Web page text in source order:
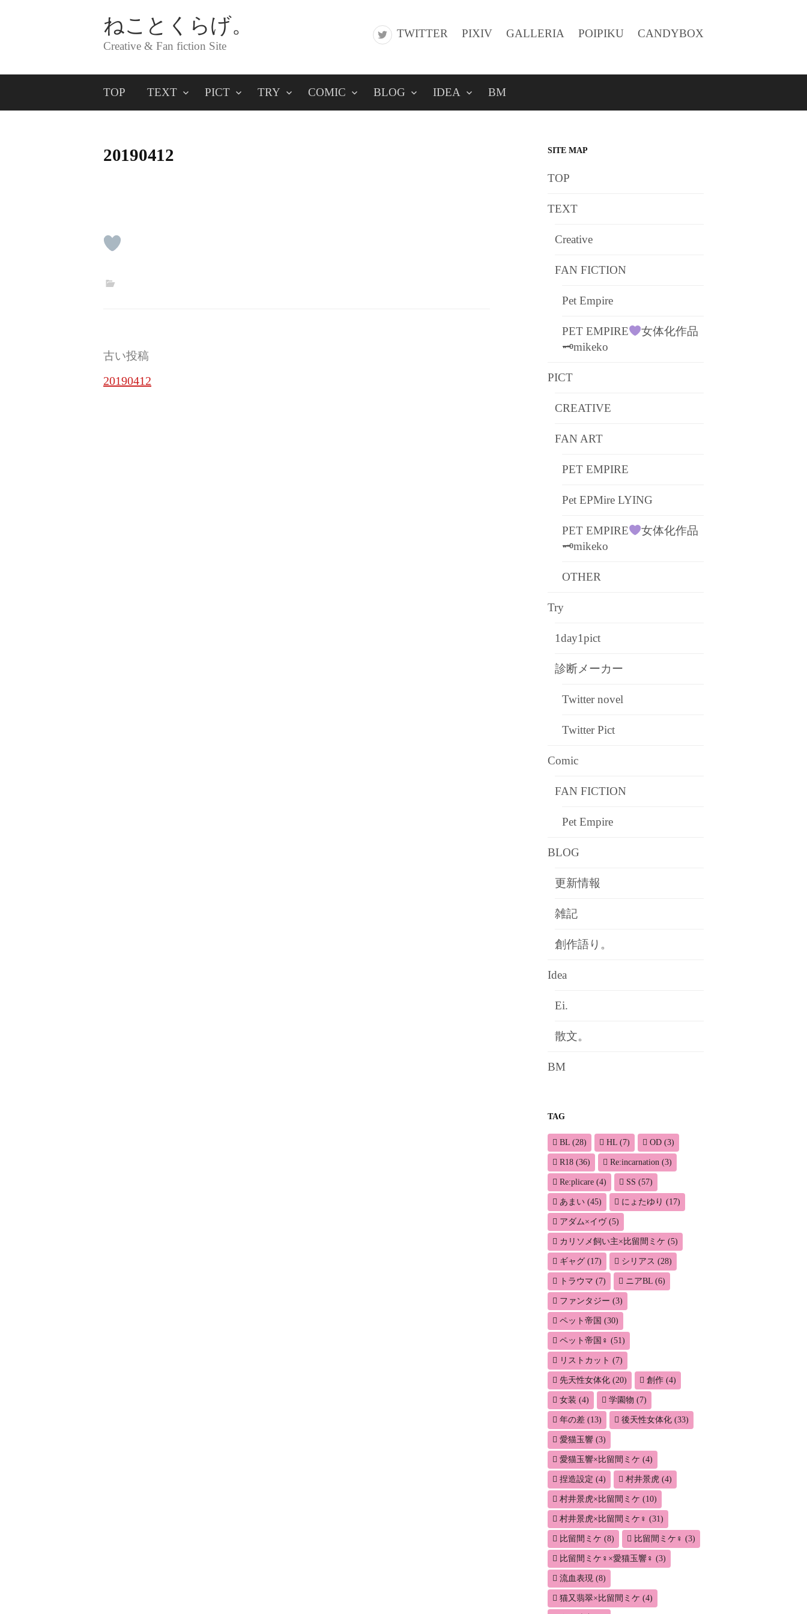
ン
ねことくらげ。
Creative & Fan fiction Site
TWITTER PIXIV GALLERIA POIPIKU CANDYBOX
TOP TEXT PICT TRY COMIC BLOG IDEA BM
20190412
投
稿
古い投稿
20190412
SITE MAP
TOP
TEXT
Creative
FAN FICTION
Pet Empire
PET EMPIRE
女体化作品
🗝mikeko
PICT
CREATIVE
FAN ART
PET EMPIRE
Pet EPMire LYING
PET EMPIRE
女体化作品
🗝mikeko
OTHER
Try
1day1pict
診断メーカー
Twitter novel
Twitter Pict
Comic
FAN FICTION
Pet Empire
BLOG
更新情報
雑記
創作語り。
Idea
Ei.
散文。
BM
TAG
BL (28) HL (7) OD (3)
R18 (36) Re:incarnation (3)
Re:plicare (4) SS (57)
あまい (45) にょたゆり (17)
アダム×イヴ(5)
カリソメ飼い主×比留間ミケ (5)
ギャグ (17) シリアス (28)
トラウマ (7) ニアBL (6)
ファンタジー (3)
ペット帝国 (30)
ペット帝国♀ (51)
リストカット (7)
先天性女体化 (20) 創作 (4)
女装 (4) 学園物 (7)
年の差 (13) 後天性女体化 (33)
愛猫玉響 (3)
愛猫玉響×比留間ミケ (4)
捏造設定 (4) 村井景虎 (4)
村井景虎×比留間ミケ (10)
村井景虎×比留間ミケ♀ (31)
比留間ミケ (8) 比留間ミケ♀ (3)
比留間ミケ♀×愛猫玉響♀ (3)
流血表現 (8)
猫又翡翠×比留間ミケ (4)